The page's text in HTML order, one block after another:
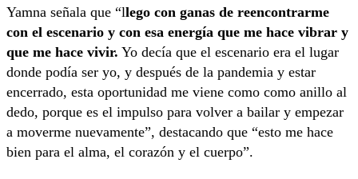
Yamna señala que “llego con ganas de reencontrarme
con el escenario y con esa energía que me hace vibrar y
que me hace vivir. Yo decía que el escenario era el lugar
donde podía ser yo, y después de la pandemia y estar
encerrado, esta oportunidad me viene como como anillo al
dedo, porque es el impulso para volver a bailar y empezar
a moverme nuevamente”, destacando que “esto me hace
bien para el alma, el corazón y el cuerpo”.